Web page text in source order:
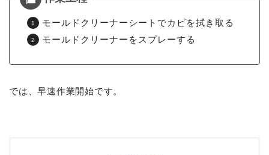
モールドクリーナーシートでカビを拭き取る
モールドクリーナーをスプレーする
では、早速作業開始です。